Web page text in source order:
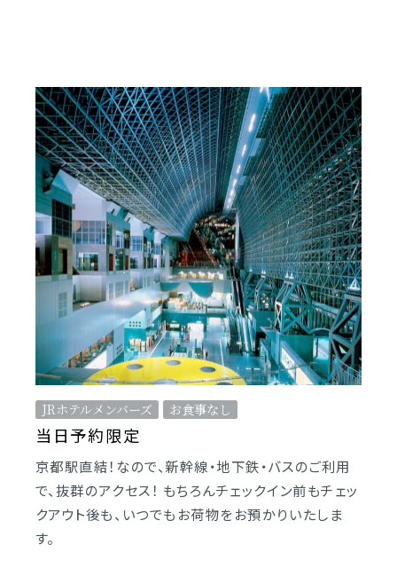
当日予約限定
JRホテルメンバーズ お食事なし
京都駅直結！なので、新幹線・地下鉄・バスのご利用
で、抜群のアクセス！ もちろんチェックイン前もチェッ
クアウト後も、いつでもお荷物をお預かりいたしま
す。